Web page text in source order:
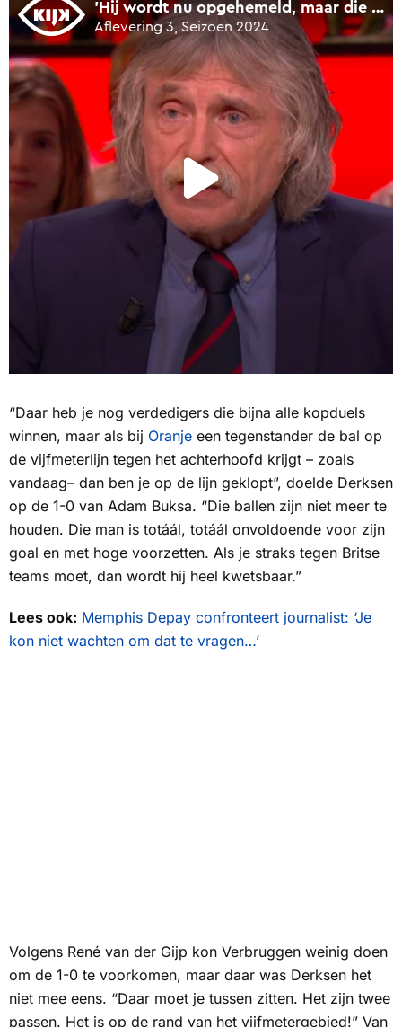
“Daar heb je nog verdedigers die bijna alle kopduels
winnen, maar als bij Oranje een tegenstander de bal op
de vijfmeterlijn tegen het achterhoofd krijgt – zoals
vandaag– dan ben je op de lijn geklopt”, doelde Derksen
op de 1-0 van Adam Buksa. “Die ballen zijn niet meer te
houden. Die man is totáál, totáál onvoldoende voor zijn
goal en met hoge voorzetten. Als je straks tegen Britse
teams moet, dan wordt hij heel kwetsbaar.”
Lees ook: Memphis Depay confronteert journalist: ‘Je
kon niet wachten om dat te vragen…’
Volgens René van der Gijp kon Verbruggen weinig doen
om de 1-0 te voorkomen, maar daar was Derksen het
niet mee eens. “Daar moet je tussen zitten. Het zijn twee
passen. Het is op de rand van het vijfmetergebied!” Van